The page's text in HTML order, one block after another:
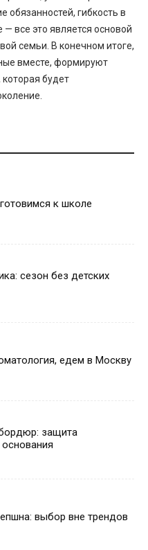
обязанностей, гибкость в
все это является основой
семьи. В конечном итоге,
вместе, формируют
будет
к школе
сезон без детских
едем в Москву
защита
выбор вне трендов